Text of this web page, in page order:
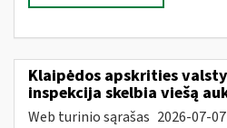
Klaipėdos apskrities
inspekcija skelbia viešą
Web turinio sąrašas 2026-07-07